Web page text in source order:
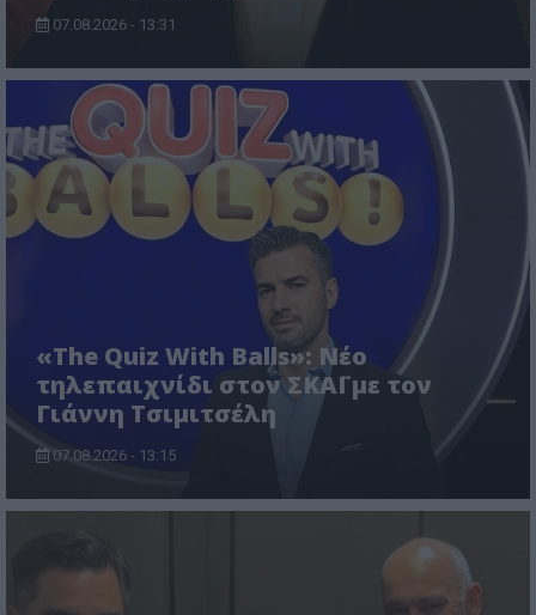
07.08.2026 - 13:31
«The Quiz With Balls»: Νέο
τηλεπαιχνίδι στον ΣΚΑΪ με τον
Γιάννη Τσιμιτσέλη
07.08.2026 - 13:15